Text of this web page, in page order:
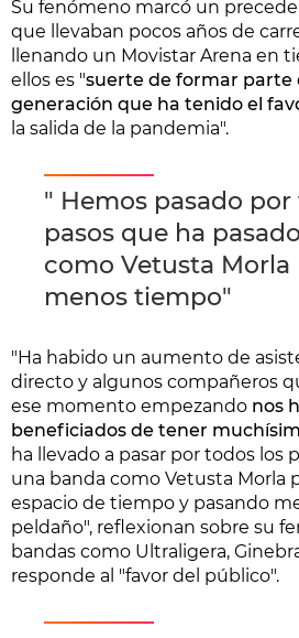
Su fenómeno marcó un
que llevaban pocos años de
llenando un Movistar Arena en
ellos es "suerte de formar parte
generación que ha tenido el
la salida de la pandemia".
" Hemos pasado
pasos que ha
como Vetusta Morla
menos tiempo"
"Ha habido un aumento de
directo y algunos compañeros
ese momento empezando nos
beneficiados de tener
ha llevado a pasar por todos los
una banda como Vetusta Morla
espacio de tiempo y pasando
peldaño", reflexionan sobre su
bandas como Ultraligera,
responde al "favor del público".